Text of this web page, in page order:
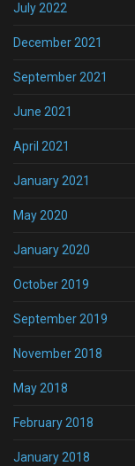
July 2022
December 2021
September 2021
June 2021
April 2021
January 2021
May 2020
January 2020
October 2019
September 2019
November 2018
May 2018
February 2018
January 2018